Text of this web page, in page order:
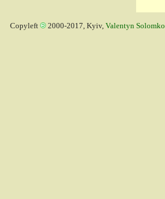
Copyleft 2000-2017, Kyiv, Valentyn Solomko